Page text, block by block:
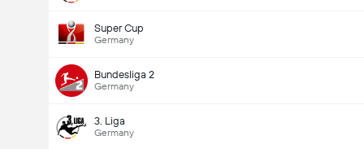
Super Cup
Germany
Bundesliga 2
Germany
3. Liga
Germany
Totalt mål i kamp (2.5)